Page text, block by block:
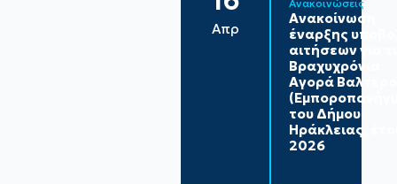
Απρ
Ανακοινώσεις
Ανακοίνωση
έναρξης
αιτήσεων για
Βραχυχρόνια
Αγορά
του Δήμου
Ηράκλειας,
2026